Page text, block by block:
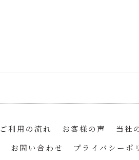
ご利用の流れ お客様の声 当社
お問い合わせ プライバシーポ